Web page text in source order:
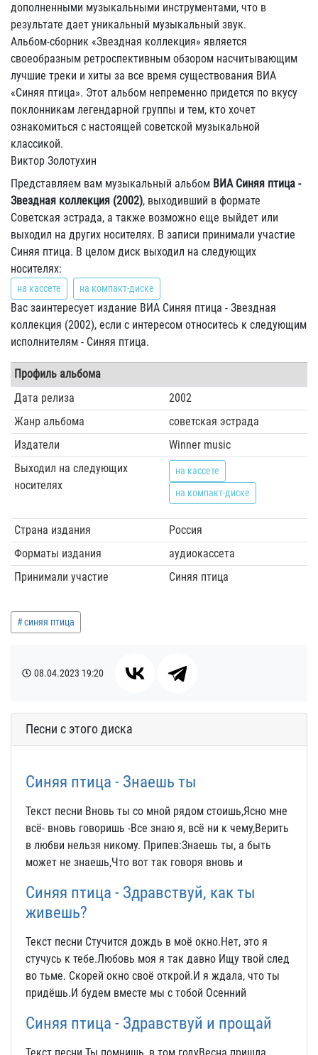
дополненными музыкальными инструментами, что в
результате дает уникальный музыкальный звук.
Альбом-сборник «Звездная коллекция» является
своеобразным ретроспективным обзором насчитывающим
лучшие треки и хиты за все время существования ВИА
«Синяя птица». Этот альбом непременно придется по вкусу
поклонникам легендарной группы и тем, кто хочет
ознакомиться с настоящей советской музыкальной
классикой.
Виктор Золотухин
Представляем вам музыкальный альбом ВИА Синяя птица -
Звездная коллекция (2002), выходивший в формате
Советская эстрада, а также возможно еще выйдет или
выходил на других носителях. В записи принимали участие
Синяя птица. В целом диск выходил на следующих
носителях:
на кассете на компакт-диске
Вас заинтересует издание ВИА Синяя птица - Звездная
коллекция (2002), если с интересом относитесь к следующим
исполнителям - Синяя птица.
Профиль альбома
Дата релиза
2002
Жанр альбома
советская эстрада
Издатели
Winner music
Выходил на следующих
носителях
на кассете
на компакт-диске
Страна издания
Россия
Форматы издания
аудиокассета
Принимали участие
Синяя птица
синяя птица
08.04.2023 19:20
Песни с этого диска
Синяя птица - Знаешь ты
Текст песни Вновь ты со мной рядом стоишь,Ясно мне
всё- вновь говоришь -Все знаю я, всё ни к чему,Верить
в любви нельзя никому. Припев:Знаешь ты, а быть
может не знаешь,Что вот так говоря вновь и
Синяя птица - Здравствуй, как ты
живешь?
Текст песни Стучится дождь в моё окно.Нет, это я
стучусь к тебе.Любовь моя я так давно Ищу твой след
во тьме. Скорей окно своё открой.И я ждала, что ты
придёшь.И будем вместе мы с тобой Осенний
Синяя птица - Здравствуй и прощай